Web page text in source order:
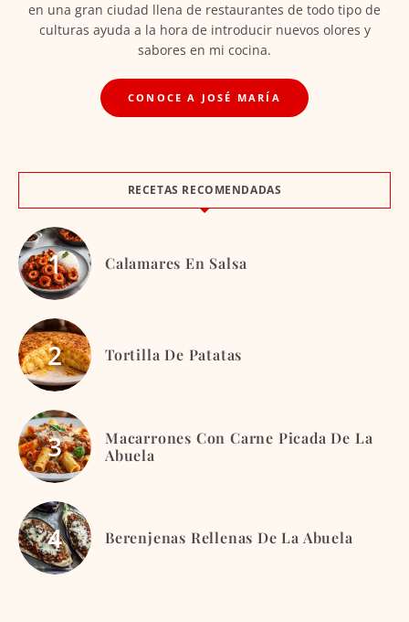
en una gran ciudad llena de restaurantes de todo tipo de
culturas ayuda a la hora de introducir nuevos olores y
sabores en mi cocina.
CONOCE A JOSÉ MARÍA
RECETAS RECOMENDADAS
Calamares En Salsa
Tortilla De Patatas
Macarrones Con Carne Picada De La
Abuela
Berenjenas Rellenas De La Abuela